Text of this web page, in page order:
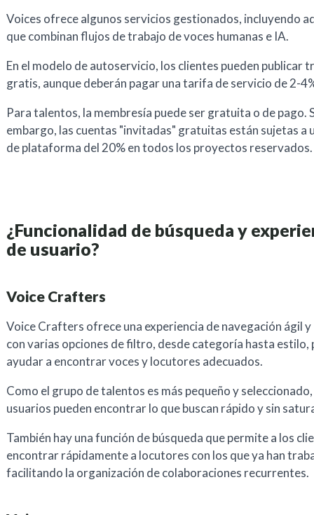
Voices ofrece algunos servicios gestionados, incluyendo
que combinan flujos de trabajo de voces humanas e IA.
En el modelo de autoservicio, los clientes pueden publicar
gratis, aunque deberán pagar una tarifa de servicio de 2-
Para talentos, la membresía puede ser gratuita o de pago.
embargo, las cuentas "invitadas" gratuitas están sujetas a
de plataforma del 20% en todos los proyectos reservados.
¿Funcionalidad de búsqueda y
de usuario?
Voice Crafters
Voice Crafters ofrece una experiencia de navegación ágil y
con varias opciones de filtro, desde categoría hasta estilo,
ayudar a encontrar voces y locutores adecuados.
Como el grupo de talentos es más pequeño y
usuarios pueden encontrar lo que buscan rápido y sin
También hay una función de búsqueda que permite a los
encontrar rápidamente a locutores con los que ya han
facilitando la organización de colaboraciones recurrentes.